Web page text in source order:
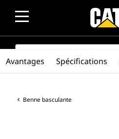
SEARCH
Benne basculante
Avantages Spécifications